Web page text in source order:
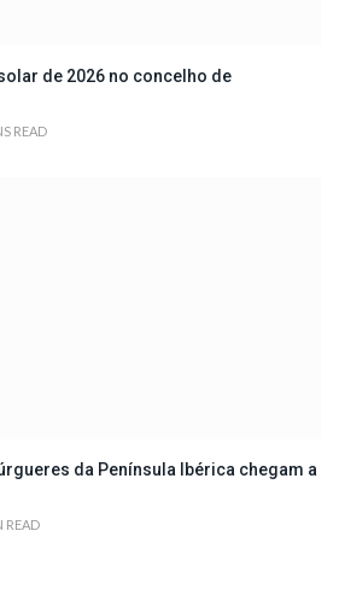
de 2026 no concelho de
READ
da Península Ibérica chegam a
READ